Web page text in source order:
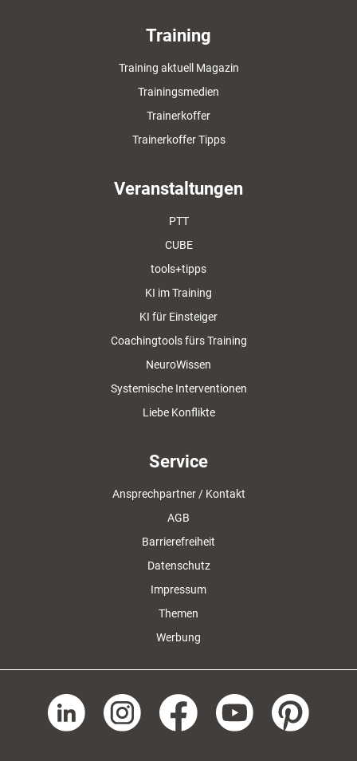
Training
Training aktuell Magazin
Trainingsmedien
Trainerkoffer
Trainerkoffer Tipps
Veranstaltungen
PTT
CUBE
tools+tipps
KI im Training
KI für Einsteiger
Coachingtools fürs Training
NeuroWissen
Systemische Interventionen
Liebe Konflikte
Service
Ansprechpartner / Kontakt
AGB
Barrierefreiheit
Datenschutz
Impressum
Themen
Werbung